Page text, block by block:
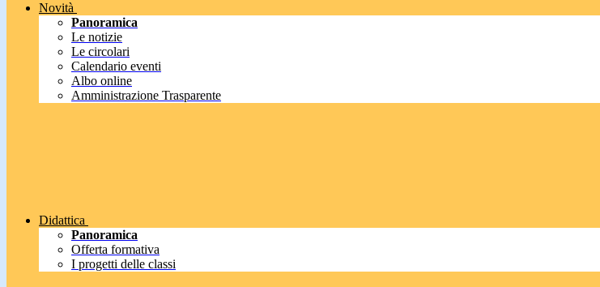
Novità
Panoramica
Le notizie
Le circolari
Calendario eventi
Albo online
Amministrazione Trasparente
Didattica
Panoramica
Offerta formativa
I progetti delle classi